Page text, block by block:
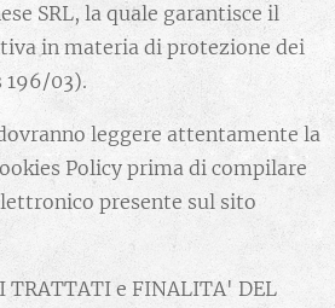
SRL, la quale garantisce il
in materia di protezione dei
196/03).
leggere attentamente la
Policy prima di compilare
presente sul sito
TRATTATI e FINALITA' DEL